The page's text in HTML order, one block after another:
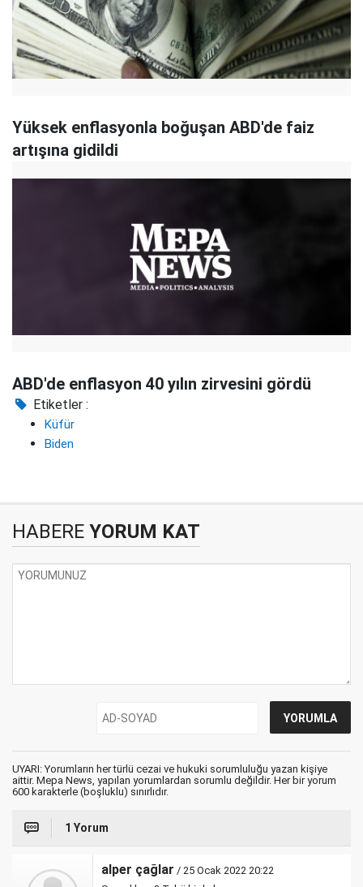
Yüksek enflasyonla boğuşan ABD'de faiz
artışına gidildi
ABD'de enflasyon 40 yılın zirvesini gördü
Etiketler :
Küfür
Biden
HABERE YORUM KAT
UYARI: Yorumların her türlü cezai ve hukuki sorumluluğu yazan kişiye
aittir. Mepa News, yapılan yorumlardan sorumlu değildir. Her bir yorum
600 karakterle (boşluklu) sınırlıdır.
1 Yorum
alper çağlar / 25 Ocak 2022 20:22